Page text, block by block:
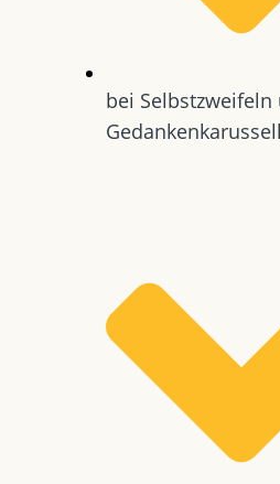
bei
Gedankenkarussell